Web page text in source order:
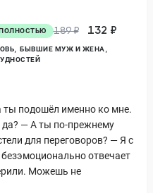
189 ₽ 132 ₽
БЫВШИЕ МУЖ И ЖЕНА
ты подошёл именно ко мне.
да? — А ты по-прежнему
для переговоров? — Я с
отвечает
Можешь не